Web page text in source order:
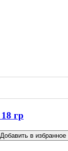
гр
Добавить в избранное